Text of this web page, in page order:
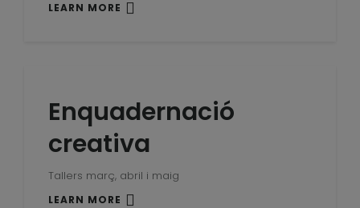
LEARN MORE
Enquadernació
creativa
Tallers març, abril i maig
LEARN MORE